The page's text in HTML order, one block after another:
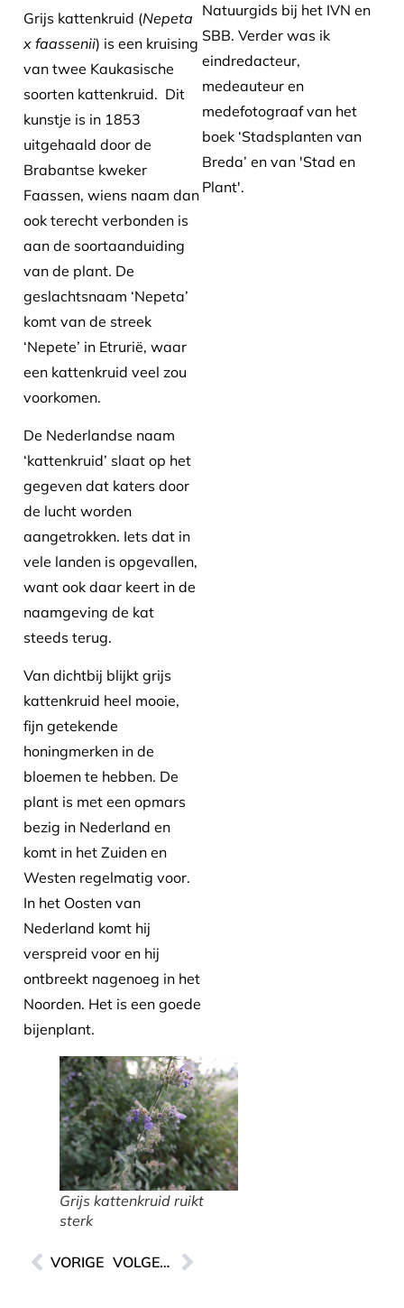
Grijs kattenkruid (Nepeta
x faassenii) is een kruising
van twee Kaukasische
soorten kattenkruid. Dit
kunstje is in 1853
uitgehaald door de
Brabantse kweker
Faassen, wiens naam dan
ook terecht verbonden is
aan de soortaanduiding
van de plant. De
geslachtsnaam ‘Nepeta’
komt van de streek
‘Nepete’ in Etrurië, waar
een kattenkruid veel zou
voorkomen.
De Nederlandse naam
‘kattenkruid’ slaat op het
gegeven dat katers door
de lucht worden
aangetrokken. Iets dat in
vele landen is opgevallen,
want ook daar keert in de
naamgeving de kat
steeds terug.
Van dichtbij blijkt grijs
kattenkruid heel mooie,
fijn getekende
honingmerken in de
bloemen te hebben. De
plant is met een opmars
bezig in Nederland en
komt in het Zuiden en
Westen regelmatig voor.
In het Oosten van
Nederland komt hij
verspreid voor en hij
ontbreekt nagenoeg in het
Noorden. Het is een goede
bijenplant.
Grijs kattenkruid ruikt
sterk
VORIGE VOLGENDE
Natuurgids bij het IVN en
SBB. Verder was ik
eindredacteur,
medeauteur en
medefotograaf van het
boek ‘Stadsplanten van
Breda’ en van 'Stad en
Plant'.